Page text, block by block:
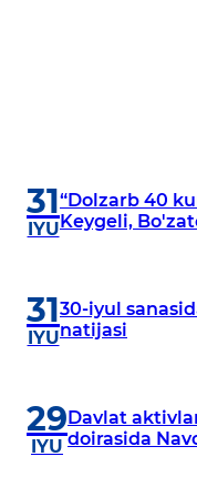
31
IYU
“Dolzarb 40
Keygeli,
31
IYU
30-iyul
natijasi
29
IYU
Davlat
doirasida